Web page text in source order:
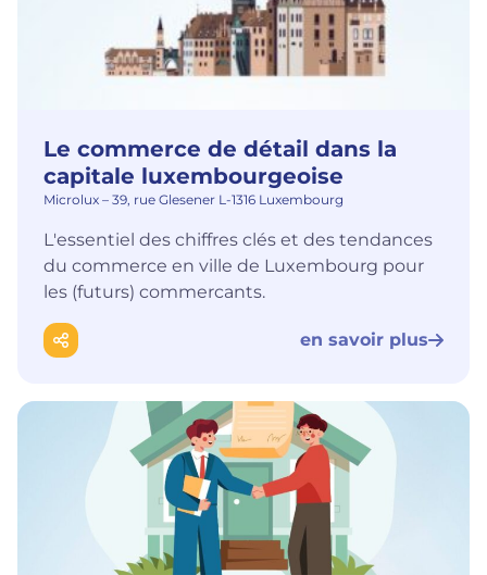
Le commerce de détail dans la
capitale luxembourgeoise
Microlux – 39, rue Glesener L-1316 Luxembourg
L'essentiel des chiffres clés et des tendances
du commerce en ville de Luxembourg pour
les (futurs) commercants.
en savoir plus